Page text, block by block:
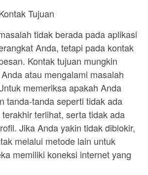
Tujuan
tidak berada pada aplikasi
Anda, tetapi pada kontak
Kontak tujuan mungkin
atau mengalami masalah
memeriksa apakah Anda
tanda-tanda seperti tidak ada
terlihat, serta tidak ada
Jika Anda yakin tidak diblokir,
melalui metode lain untuk
memiliki koneksi internet yang